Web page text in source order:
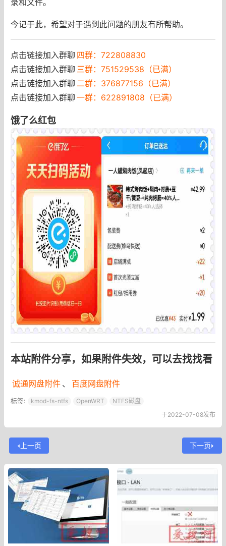
今记于此，希望对于遇到此问题的朋友有所帮助。
点击链接加入群聊 四群：722808830
点击链接加入群聊 三群：751529538（已满）
点击链接加入群聊 二群：376877156（已满）
点击链接加入群聊 一群：622891808（已满）
饿了么红包
本站附件分享，如果附件失效，可以去找找看
诚通网盘附件 、 百度网盘附件
标签: kmod-fs-ntfs OpenWRT
NTFS磁盘
于2022-07-08发布
上一页 下一页